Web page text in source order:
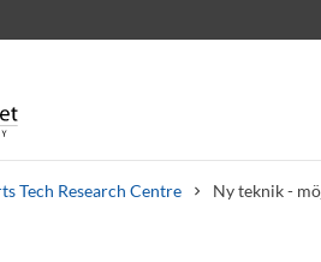
Tech Research Centre Ny teknik -